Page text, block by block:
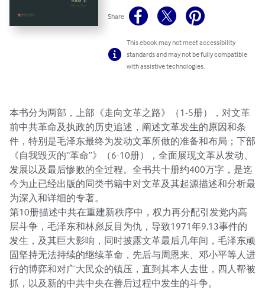
Share
This ebook may not meet accessibility
standards and may not be fully compatible
with assistive technologies.
本书分为两部，上部《走向文革之路》（1-5册），对文革
前中共革命及执政的历史追述，阐述文革发生的原因和条
件，特别是毛泽东最终为发动文革所做的准备和布局；下部
《自我毁灭的“革命”》（6-10册），全面展现文革从发动、
发展以及最后惨败的全过程。全书共十册约400万字，是迄
今为止已经出版的同类书籍中对文革及其起源描述和分析最
为深入和详细的专著。
第10册描述中共在重建新秩序中，权力再分配引发党内高
层斗争，毛泽东和林彪反目为仇，导致1971年9.13事件的
发生，及其巨大影响，同时披露文革最后几年间，毛泽东顽
固坚持无法持续的继续革命，先后与周恩来、邓小平等人进
行的博弈和对广大民众的镇压，直到其本人去世，四人帮被
抓，以及新的中共中央在善后过程中发生的斗争。